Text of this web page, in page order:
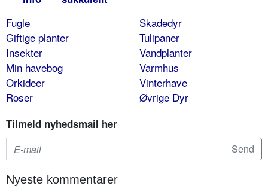
Fugle
Giftige planter
Insekter
Min havebog
Orkideer
Roser
Skadedyr
Tulipaner
Vandplanter
Varmhus
Vinterhave
Øvrige Dyr
Tilmeld nyhedsmail her
Nyeste kommentarer